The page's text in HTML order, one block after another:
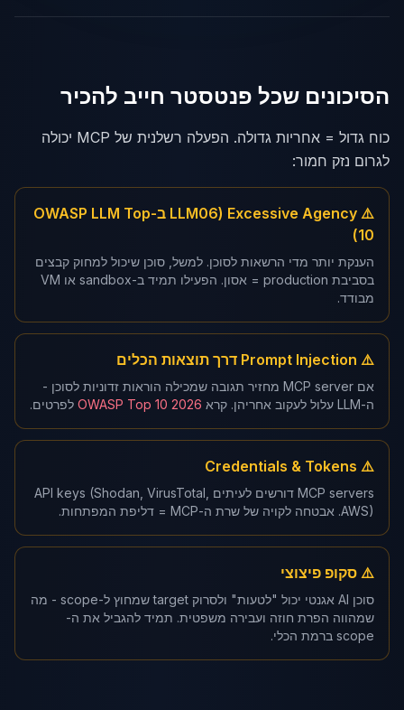
הסיכונים שכל פנטסטר חייב להכיר
כוח גדול = אחריות גדולה. הפעלה רשלנית של MCP יכולה
לגרום נזק חמור:
⚠️ Excessive Agency (LLM06 ב-OWASP LLM Top
10)
הענקת יותר מדי הרשאות לסוכן. למשל, סוכן שיכול למחוק קבצים
בסביבת production = אסון. הפעילו תמיד ב-sandbox או VM
מבודד.
⚠️ Prompt Injection דרך תוצאות הכלים
אם MCP server מחזיר תגובה שמכילה הוראות זדוניות לסוכן -
ה-LLM עלול לעקוב אחריהן. קרא
OWASP Top 10 2026 לפרטים.
⚠️ Credentials & Tokens
MCP servers דורשים לעיתים API keys (Shodan, VirusTotal,
AWS). אבטחה לקויה של שרת ה-MCP = דליפת המפתחות.
⚠️ סקופ פיצוצי
סוכן AI אגנטי יכול "לטעות" ולסרוק target שמחוץ ל-scope - מה
שמהווה הפרת חוזה ועבירה משפטית. תמיד להגביל את ה-
scope ברמת הכלי.